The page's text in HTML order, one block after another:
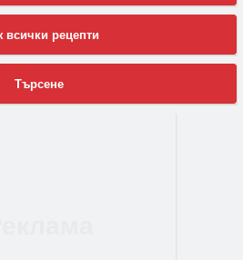
всички рецепти
Търсене